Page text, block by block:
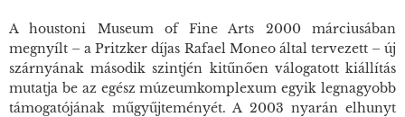
A houstoni Museum of Fine Arts 2000 márciusában
megnyílt – a Pritzker díjas Rafael Moneo által tervezett – új
szárnyának második szintjén kitűnően válogatott kiállítás
mutatja be az egész múzeumkomplexum egyik legnagyobb
támogatójának műgyűjteményét. A 2003 nyarán elhunyt